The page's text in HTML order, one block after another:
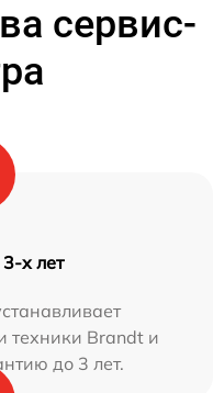
сервис-
х лет
техники Brandt и
до 3 лет.